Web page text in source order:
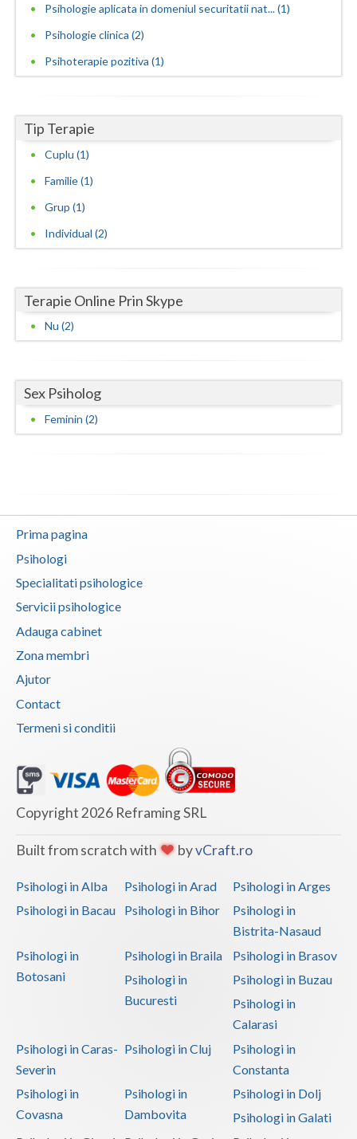
Valcea
Vrancea
Psihologie aplicata in domeniul securitatii nat... (1)
Psihologie clinica (2)
Psihoterapie pozitiva (1)
Tip Terapie
Cuplu (1)
Familie (1)
Grup (1)
Individual (2)
Terapie Online Prin Skype
Nu (2)
Sex Psiholog
Feminin (2)
Prima pagina
Psihologi
Specialitati psihologice
Servicii psihologice
Adauga cabinet
Zona membri
Ajutor
Contact
Termeni si conditii
Copyright 2026 Reframing SRL
Built from scratch with byvCraft.ro
Psihologi in Alba Psihologi in Arad
Psihologi in Arges
Psihologi in Bacau
Psihologi in Bihor
Psihologi in
Bistrita-Nasaud
Psihologi in
Botosani
Psihologi in Braila
Psihologi in Brasov
Psihologi in
Bucuresti
Psihologi in Buzau
Psihologi in
Calarasi
Psihologi in Caras-
Severin
Psihologi in Cluj
Psihologi in
Constanta
Psihologi in
Covasna
Psihologi in
Dambovita
Psihologi in Dolj
Psihologi in Galati